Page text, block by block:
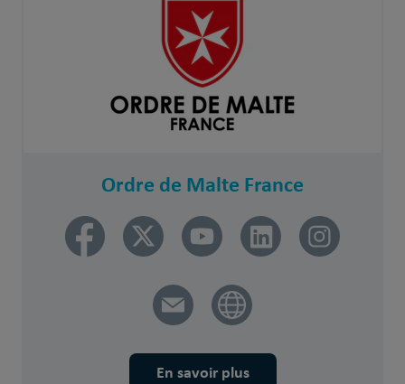
Ordre de Malte France
En savoir plus